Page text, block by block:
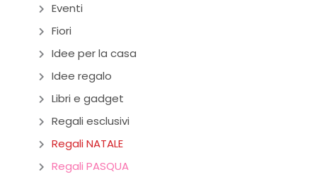
Eventi
Fiori
Idee per la casa
Idee regalo
Libri e gadget
Regali esclusivi
Regali NATALE
Regali PASQUA